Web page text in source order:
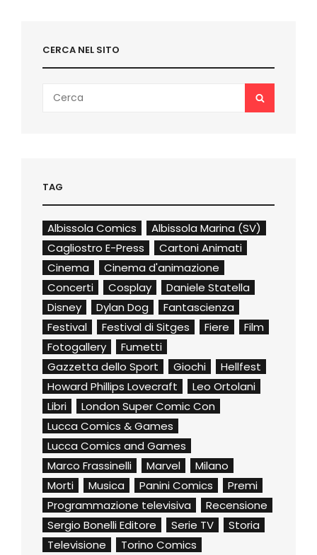
CERCA NEL SITO
Search
for:
SEARCH
TAG
Albissola Comics
Albissola Marina (SV)
Cagliostro E-Press
Cartoni Animati
Cinema
Cinema d'animazione
Concerti
Cosplay
Daniele Statella
Disney
Dylan Dog
Fantascienza
Festival
Festival di Sitges Fiere
Film
Fotogallery
Fumetti
Gazzetta dello Sport
Giochi
Hellfest
Howard Phillips Lovecraft
Leo Ortolani
Libri
London Super Comic Con
Lucca Comics & Games
Lucca Comics and Games
Marco Frassinelli
Marvel
Milano
Morti
Musica Panini Comics
Premi
Programmazione televisiva
Recensione
Sergio Bonelli Editore
Serie TV
Storia
Televisione
Torino Comics